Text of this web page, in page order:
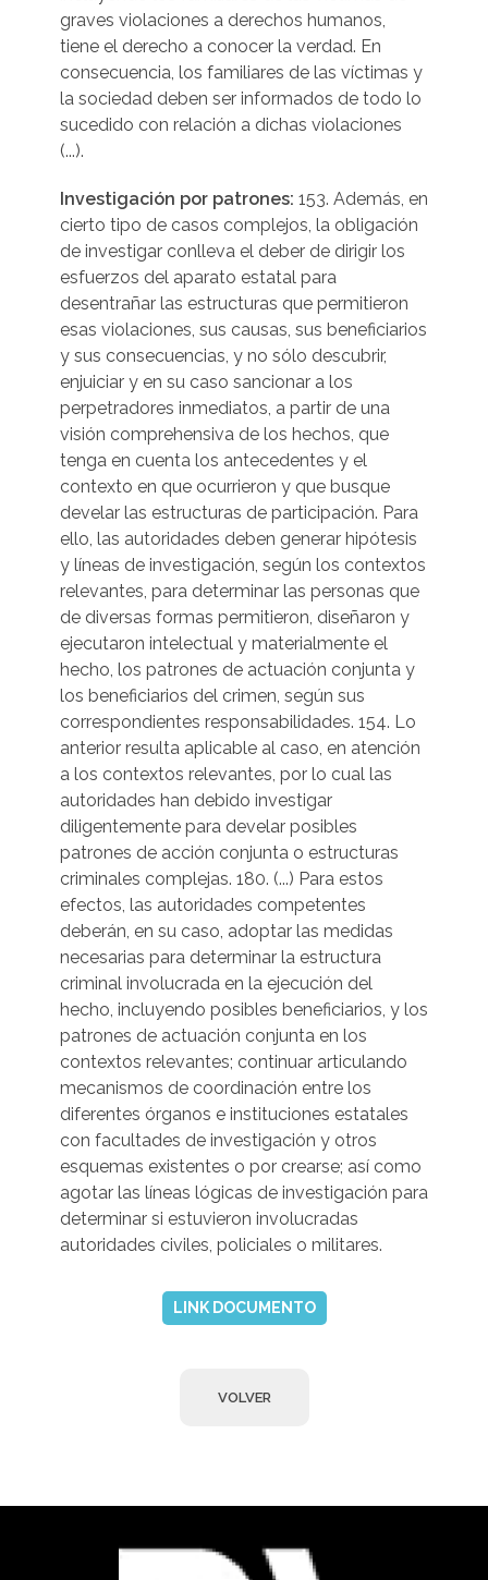
graves violaciones a derechos humanos,
tiene el derecho a conocer la verdad. En
consecuencia, los familiares de las víctimas y
la sociedad deben ser informados de todo lo
sucedido con relación a dichas violaciones
(...).
Investigación por patrones: 153. Además, en
cierto tipo de casos complejos, la obligación
de investigar conlleva el deber de dirigir los
esfuerzos del aparato estatal para
desentrañar las estructuras que permitieron
esas violaciones, sus causas, sus beneficiarios
y sus consecuencias, y no sólo descubrir,
enjuiciar y en su caso sancionar a los
perpetradores inmediatos, a partir de una
visión comprehensiva de los hechos, que
tenga en cuenta los antecedentes y el
contexto en que ocurrieron y que busque
develar las estructuras de participación. Para
ello, las autoridades deben generar hipótesis
y líneas de investigación, según los contextos
relevantes, para determinar las personas que
de diversas formas permitieron, diseñaron y
ejecutaron intelectual y materialmente el
hecho, los patrones de actuación conjunta y
los beneficiarios del crimen, según sus
correspondientes responsabilidades. 154. Lo
anterior resulta aplicable al caso, en atención
a los contextos relevantes, por lo cual las
autoridades han debido investigar
diligentemente para develar posibles
patrones de acción conjunta o estructuras
criminales complejas. 180. (...) Para estos
efectos, las autoridades competentes
deberán, en su caso, adoptar las medidas
necesarias para determinar la estructura
criminal involucrada en la ejecución del
hecho, incluyendo posibles beneficiarios, y los
patrones de actuación conjunta en los
contextos relevantes; continuar articulando
mecanismos de coordinación entre los
diferentes órganos e instituciones estatales
con facultades de investigación y otros
esquemas existentes o por crearse; así como
agotar las líneas lógicas de investigación para
determinar si estuvieron involucradas
autoridades civiles, policiales o militares.
LINK DOCUMENTO